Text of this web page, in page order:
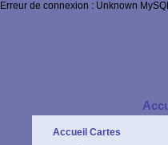
Erreur de connexion : Unknown
Accueil Cartes